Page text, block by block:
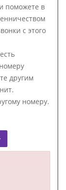
поможете в
с этого
другим
номеру.